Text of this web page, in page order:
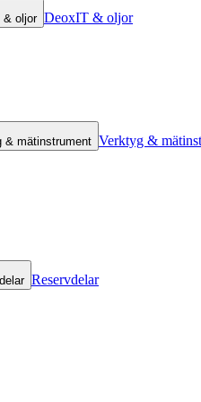
& oljor DeoxIT & oljor
& mätinstrument Verktyg &
Reservdelar